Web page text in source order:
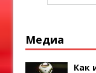
Медиа
Как